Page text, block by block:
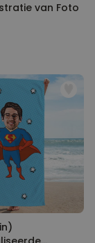
van Foto